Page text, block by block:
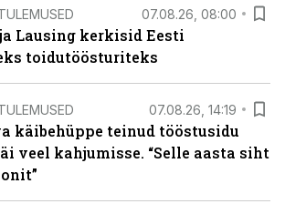
07.08.26, 08:00
Lausing kerkisid Eesti
toidutöösturiteks
07.08.26, 14:19
käibehüppe teinud tööstusidu
veel kahjumisse. “Selle aasta siht